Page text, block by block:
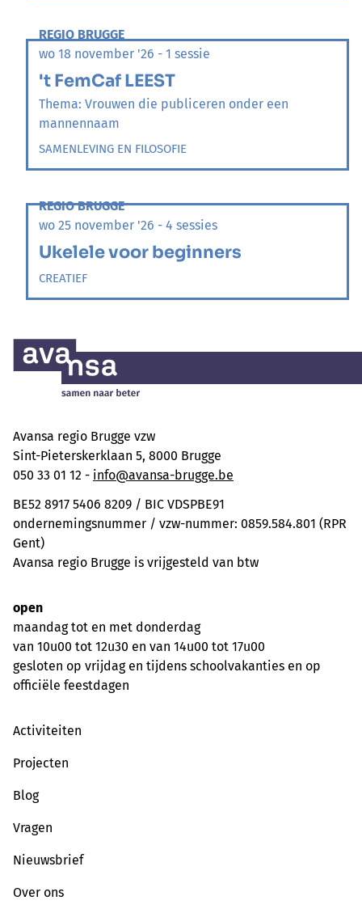
REGIO BRUGGE
wo 18 november '26 - 1 sessie
't FemCaf LEEST
Thema: Vrouwen die publiceren onder een
mannennaam
SAMENLEVING EN FILOSOFIE
REGIO BRUGGE
wo 25 november '26 - 4 sessies
Ukelele voor beginners
CREATIEF
Avansa regio Brugge vzw
Sint-Pieterskerklaan 5, 8000 Brugge
050 33 01 12 - info@avansa-brugge.be
BE52 8917 5406 8209 / BIC VDSPBE91
ondernemingsnummer / vzw-nummer: 0859.584.801 (RPR
Gent)
Avansa regio Brugge is vrijgesteld van btw
open
maandag tot en met donderdag
van 10u00 tot 12u30 en van 14u00 tot 17u00
gesloten op vrijdag en tijdens schoolvakanties en op
officiële feestdagen
Activiteiten
Projecten
Blog
Vragen
Nieuwsbrief
Over ons